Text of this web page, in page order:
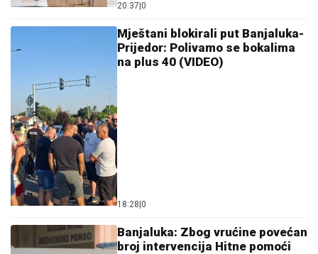
20:37 0
Mještani blokirali put Banjaluka-
Prijedor: Polivamo se bokalima
na plus 40 (VIDEO)
18:28 0
Banjaluka: Zbog vrućine povećan
broj intervencija Hitne pomoći